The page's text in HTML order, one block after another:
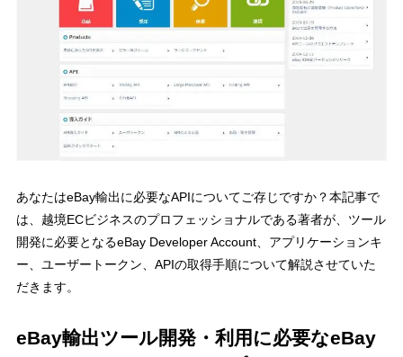
あなたはeBay輸出に必要なAPIについてご存じですか？本記事で
は、越境ECビジネスのプロフェッショナルである著者が、ツール
開発に必要となるeBay Developer Account、アプリケーションキ
ー、ユーザートークン、APIの取得手順について解説させていた
だきます。
eBay輸出ツール開発・利用に必要なeBay
トークンの発行
4.1 トークンの発行
4.1.3 トークン情報の取得（Copy Token to Clipboard）
4.2 トークンの再発行
5 うまく登録できない、ツールが上手く動かない場合の対応
5.1
登録するメールアドレスと紐付けるebayのIDの登録内容と全て違
っていてもAPIは取得できますか？
5.2
ラーになる